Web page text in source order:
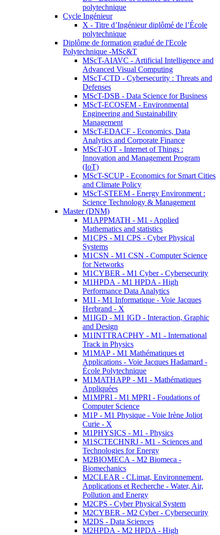
polytechnique
Cycle Ingénieur
X - Titre d’Ingénieur diplômé de l’École
polytechnique
Diplôme de formation gradué de l'Ecole
Polytechnique -MSc&T
MScT-AIAVC - Artificial Intelligence and
Advanced Visual Computing
MScT-CTD - Cybersecurity : Threats and
Defenses
MScT-DSB - Data Science for Business
MScT-ECOSEM - Environmental
Engineering and Sustainability
Management
MScT-EDACF - Economics, Data
Analytics and Corporate Finance
MScT-IOT - Internet of Things :
Innovation and Management Program
(IoT)
MScT-SCUP - Economics for Smart Cities
and Climate Policy
MScT-STEEM - Energy Environment :
Science Technology & Management
Master (DNM)
M1APPMATH - M1 - Applied
Mathematics and statistics
M1CPS - M1 CPS - Cyber Physical
Systems
M1CSN - M1 CSN - Computer Science
for Networks
M1CYBER - M1 Cyber - Cybersecurity
M1HPDA - M1 HPDA - High
Performance Data Analytics
M1I - M1 Informatique - Voie Jacques
Herbrand - X
M1IGD - M1 IGD - Interaction, Graphic
and Design
M1INTTRACPHY - M1 - International
Track in Physics
M1MAP - M1 Mathématiques et
Applications - Voie Jacques Hadamard -
École Polytechnique
M1MATHAPP - M1 - Mathématiques
Appliquées
M1MPRI - M1 MPRI - Foudations of
Computer Science
M1P - M1 Physique - Voie Irène Joliot
Curie - X
M1PHYSICS - M1 - Physics
M1SCTECHNRJ - M1 - Sciences and
Technologies for Energy
M2BIOMECA - M2 Biomeca -
Biomechanics
M2CLEAR - CLimat, Environnement,
Applications et Recherche - Water, Air,
Pollution and Energy
M2CPS - Cyber Physical System
M2CYBER - M2 Cyber - Cybersecurity
M2DS - Data Sciences
M2HPDA - M2 HPDA - High